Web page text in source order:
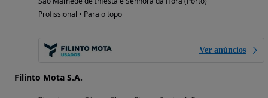
Profissional • Para o topo
Ver anúncios
Filinto Mota S.A.